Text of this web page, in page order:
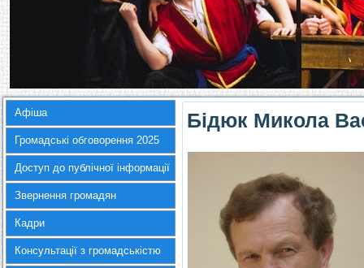
Афіша
Громадські обговорення 2025
Доступ до публічної інформації
Звернення громадян
Кадри
Консультації з громадськістю
Бідюк Микола